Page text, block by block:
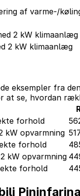
af varme-/
2 kW klimaanlæg
2 kW klimaanlæg
eksempler fra
at se, hvordan
forhold
kW opvarmning
forhold
kW opvarmning
forhold